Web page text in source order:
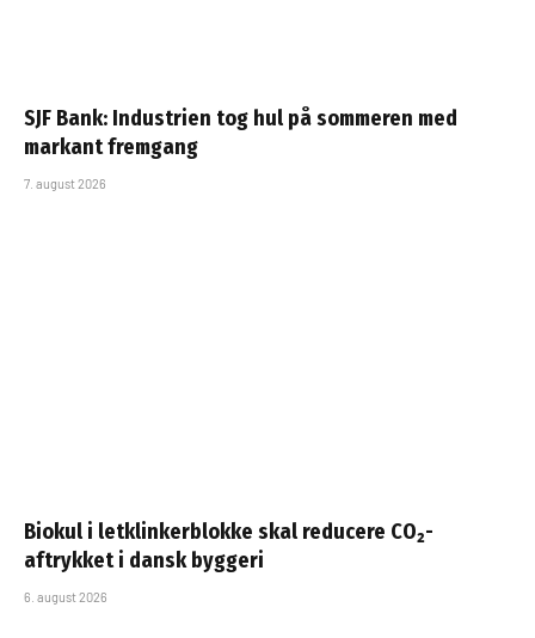
SJF Bank: Industrien tog hul på sommeren med
markant fremgang
7. august 2026
Biokul i letklinkerblokke skal reducere CO₂-
aftrykket i dansk byggeri
6. august 2026